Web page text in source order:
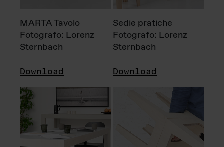
MARTA Tavolo
Fotografo: Lorenz
Sternbach
Download
Sedie pratiche
Fotografo: Lorenz
Sternbach
Download